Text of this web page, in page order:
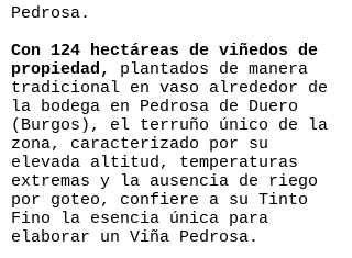
Pedrosa.
Con 124 hectáreas de viñedos de
propiedad,
plantados de manera
tradicional en vaso alrededor de
la bodega en Pedrosa de Duero
(Burgos), el terruño único de la
zona, caracterizado por su
elevada altitud, temperaturas
extremas y la ausencia de riego
por goteo, confiere a su Tinto
Fino la esencia única para
elaborar un Viña Pedrosa.